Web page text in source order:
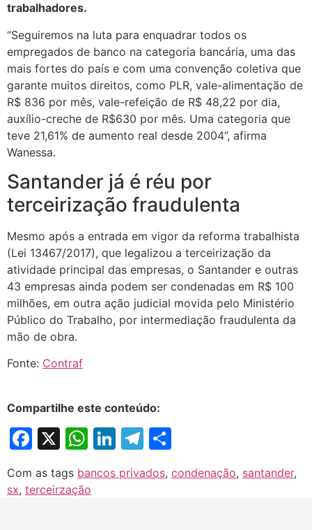
trabalhadores.
“Seguiremos na luta para enquadrar todos os
empregados de banco na categoria bancária, uma das
mais fortes do país e com uma convenção coletiva que
garante muitos direitos, como PLR, vale-alimentação de
R$ 836 por mês, vale-refeição de R$ 48,22 por dia,
auxílio-creche de R$630 por mês. Uma categoria que
teve 21,61% de aumento real desde 2004”, afirma
Wanessa.
Santander já é réu por
terceirização fraudulenta
Mesmo após a entrada em vigor da reforma trabalhista
(Lei 13467/2017), que legalizou a terceirização da
atividade principal das empresas, o Santander e outras
43 empresas ainda podem ser condenadas em R$ 100
milhões, em outra ação judicial movida pelo Ministério
Público do Trabalho, por intermediação fraudulenta da
mão de obra.
Fonte: Contraf
Compartilhe este conteúdo:
Facebook
X WhatsApp
LinkedIn
Telegram
Com as tags bancos privados, condenação, santander,
sx, terceirzação